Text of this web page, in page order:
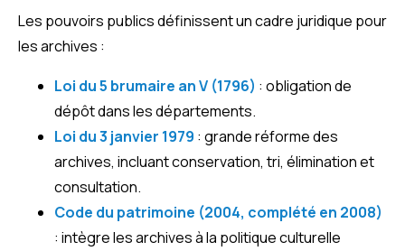
Les pouvoirs publics définissent un cadre juridique pour
les archives :
Loi du 5 brumaire an V (1796) : obligation de
dépôt dans les départements.
Loi du 3 janvier 1979 : grande réforme des
archives, incluant conservation, tri, élimination et
consultation.
Code du patrimoine (2004, complété en 2008)
: intègre les archives à la politique culturelle